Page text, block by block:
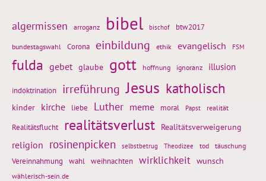
algermissen arroganz bibel bischof btw2017
bundestagswahl Corona einbildung ethik evangelisch FSM
fulda gebet glaube gott hoffnung ignoranz illusion
indoktrination irreführung Jesus katholisch
kinder kirche liebe Luther meme moral Papst realität
Realitätsflucht realitätsverlust Realitätsverweigerung
religion rosinenpicken selbstbetrug Theodizee tod täuschung
Vereinnahmung wahl weihnachten wirklichkeit wunsch
wählerisch-sein.de